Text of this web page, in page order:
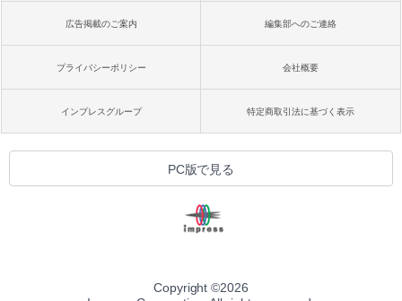
広告掲載のご案内 編集部へのご連絡
プライバシーポリシー 会社概要
インプレスグループ 特定商取引法に基づく表示
PC版で見る
Copyright ©2026